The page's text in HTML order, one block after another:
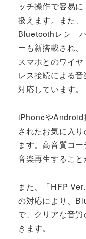
ッチ操作で容易に
扱えます。また、
Bluetoothレシー
ーも新搭載され、
スマホとのワイヤ
レス接続による
対応しています。
iPhoneやAndroid
されたお気に入
ます。高音質コ
音楽再生すること
また、「HFP
の対応により、
で、クリアな音
きます。